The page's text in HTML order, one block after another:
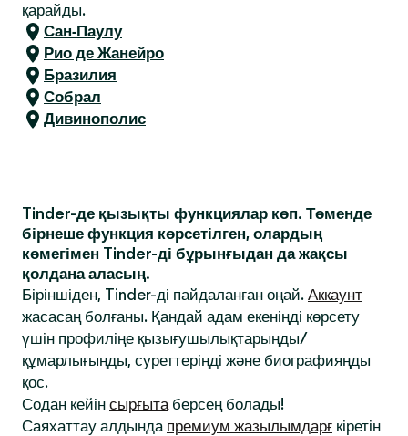
қарайды.
Сан-Паулу
Рио де Жанейро
Бразилия
Собрал
Дивинополис
Tinder-де қызықты функциялар көп. Төменде
бірнеше функция көрсетілген, олардың
көмегімен Tinder-ді бұрынғыдан да жақсы
қолдана аласың.
Біріншіден, Tinder-ді пайдаланған оңай. Аккаунт
жасасаң болғаны. Қандай адам екеніңді көрсету
үшін профиліңе қызығушылықтарыңды/
құмарлығыңды, суреттеріңді және биографияңды
қос.
Содан кейін сырғытаберсең болады!
Саяхаттау алдында премиум жазылымдарғ кіретін